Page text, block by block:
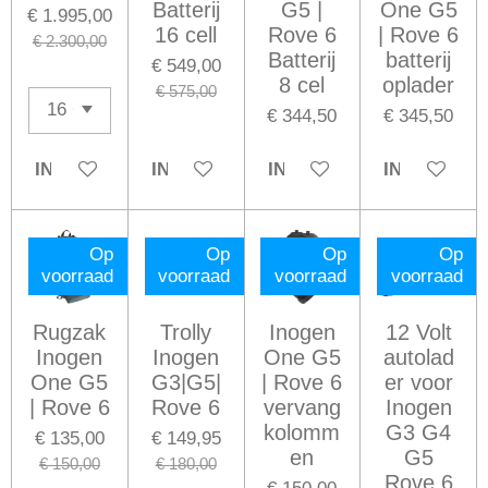
€ 1.995,00
€ 2.300,00
IN WINKELWAGEN
Batterij
16 cell
€ 549,00
€ 575,00
IN WINKELWAGEN
G5 |
Rove 6
Batterij
8 cel
€ 344,50
IN WINKELWAGEN
One G5
| Rove 6
batterij
oplader
€ 345,50
IN
Op
voorraad
Rugzak
Inogen
One G5
| Rove 6
€ 135,00
€ 150,00
Op
voorraad
Trolly
Inogen
G3|G5|
Rove 6
€ 149,95
€ 180,00
Op
voorraad
Inogen
One G5
| Rove 6
vervang
kolomm
en
Op
voorraad
12 Volt
autolad
er voor
Inogen
G3 G4
G5
Rove 6